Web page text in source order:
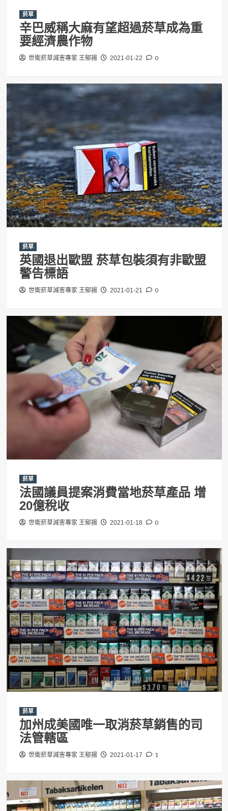
菸草
辛巴威稱大麻有望超過菸草成為重
要經濟農作物
世衛菸草減害專家 王郁揚 2021-01-22 0
菸草
英國退出歐盟 菸草包裝須有非歐盟
警告標語
世衛菸草減害專家 王郁揚 2021-01-21 0
菸草
法國議員提案消費當地菸草產品 增
20億稅收
世衛菸草減害專家 王郁揚 2021-01-18 0
菸草
加州成美國唯一取消菸草銷售的司
法管轄區
世衛菸草減害專家 王郁揚 2021-01-17 1